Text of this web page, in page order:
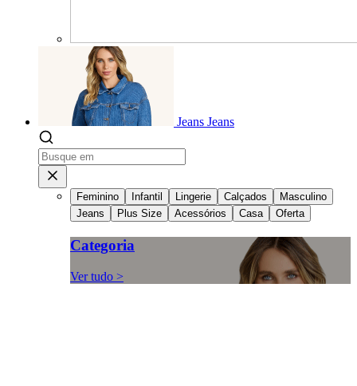
Jeans Jeans
Feminino Infantil Lingerie Calçados
Masculino
Jeans
Plus Size Acessórios Casa Oferta
Categoria
Ver tudo >